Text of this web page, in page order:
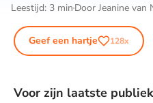
Leestijd: 3 min Door Jeanine van
Geef een hartje 128x
Voor zijn laatste